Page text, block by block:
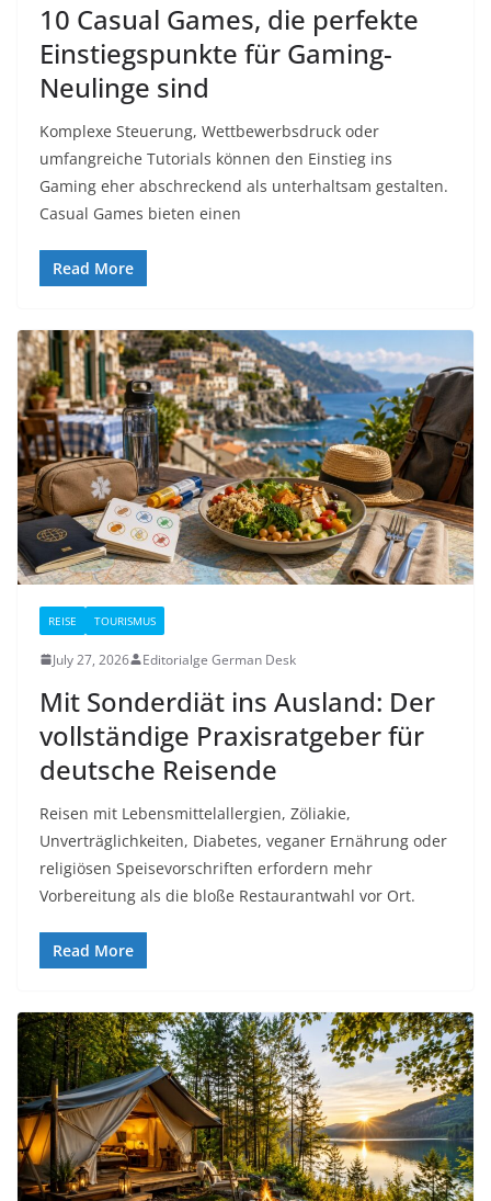
10 Casual Games, die perfekte
Einstiegspunkte für Gaming-
Neulinge sind
Komplexe Steuerung, Wettbewerbsdruck oder
umfangreiche Tutorials können den Einstieg ins
Gaming eher abschreckend als unterhaltsam gestalten.
Casual Games bieten einen
Read More
REISE TOURISMUS
July 27, 2026 Editorialge German Desk
Mit Sonderdiät ins Ausland: Der
vollständige Praxisratgeber für
deutsche Reisende
Reisen mit Lebensmittelallergien, Zöliakie,
Unverträglichkeiten, Diabetes, veganer Ernährung oder
religiösen Speisevorschriften erfordern mehr
Vorbereitung als die bloße Restaurantwahl vor Ort.
Read More